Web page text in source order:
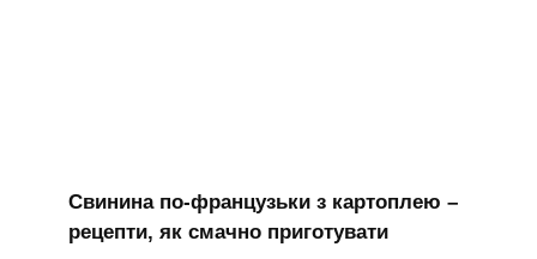
Свинина по-французьки з картоплею –
рецепти, як смачно приготувати